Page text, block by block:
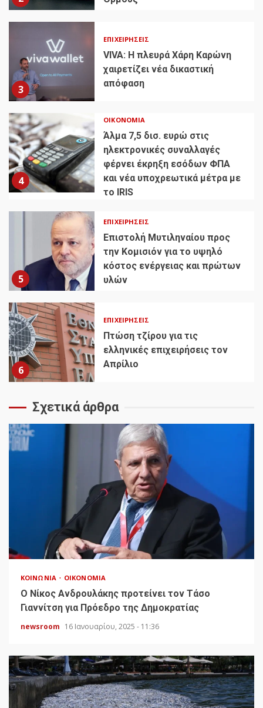
3
ΕΠΙΧΕΙΡΉΣΕΙΣ
VIVA: Η πλευρά Χάρη Καρώνη
χαιρετίζει νέα δικαστική
απόφαση
4
ΟΙΚΟΝΟΜΊΑ
Άλμα 7,5 δισ. ευρώ στις
ηλεκτρονικές συναλλαγές
φέρνει έκρηξη εσόδων ΦΠΑ
και νέα υποχρεωτικά μέτρα με
το IRIS
5
ΕΠΙΧΕΙΡΉΣΕΙΣ
Επιστολή Μυτιληναίου προς
την Κομισιόν για το υψηλό
κόστος ενέργειας και πρώτων
υλών
6
ΕΠΙΧΕΙΡΉΣΕΙΣ
Πτώση τζίρου για τις
ελληνικές επιχειρήσεις τον
Απρίλιο
Σχετικά άρθρα
ΚΟΙΝΩΝΊΑ ΟΙΚΟΝΟΜΊΑ
Ο Νίκος Ανδρουλάκης προτείνει τον Τάσο
Γιαννίτση για Πρόεδρο της Δημοκρατίας
newsroom 16 Ιανουαρίου, 2025 - 11:36